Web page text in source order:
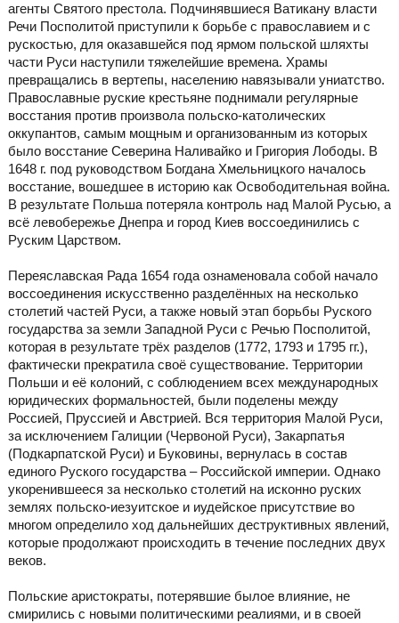
агенты Святого престола. Подчинявшиеся Ватикану власти
Речи Посполитой приступили к борьбе с православием и с
рускостью, для оказавшейся под ярмом польской шляхты
части Руси наступили тяжелейшие времена. Храмы
превращались в вертепы, населению навязывали униатство.
Православные руские крестьяне поднимали регулярные
восстания против произвола польско-католических
оккупантов, самым мощным и организованным из которых
было восстание Северина Наливайко и Григория Лободы. В
1648 г. под руководством Богдана Хмельницкого началось
восстание, вошедшее в историю как Освободительная война.
В результате Польша потеряла контроль над Малой Русью, а
всё левобережье Днепра и город Киев воссоединились с
Руским Царством.
Переяславская Рада 1654 года ознаменовала собой начало
воссоединения искусственно разделённых на несколько
столетий частей Руси, а также новый этап борьбы Руского
государства за земли Западной Руси с Речью Посполитой,
которая в результате трёх разделов (1772, 1793 и 1795 гг.),
фактически прекратила своё существование. Территории
Польши и её колоний, с соблюдением всех международных
юридических формальностей, были поделены между
Россией, Пруссией и Австрией. Вся территория Малой Руси,
за исключением Галиции (Червоной Руси), Закарпатья
(Подкарпатской Руси) и Буковины, вернулась в состав
единого Руского государства – Российской империи. Однако
укоренившееся за несколько столетий на исконно руских
землях польско-иезуитское и иудейское присутствие во
многом определило ход дальнейших деструктивных явлений,
которые продолжают происходить в течение последних двух
веков.
Польские аристократы, потерявшие былое влияние, не
смирились с новыми политическими реалиями, и в своей